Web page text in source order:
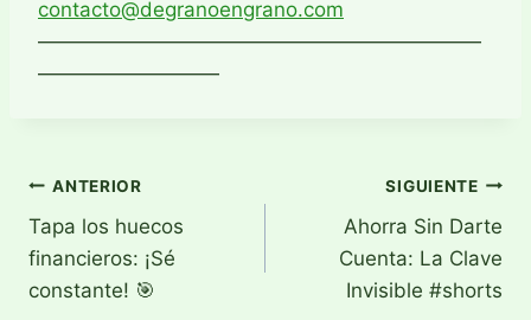
contacto@degranoengrano.com
——————————————————————
—————————
Navegación
de
entradas
ANTERIOR
Tapa los huecos
financieros: ¡Sé
constante! 🎯
SIGUIENTE
Ahorra Sin Darte
Cuenta: La Clave
Invisible #shorts